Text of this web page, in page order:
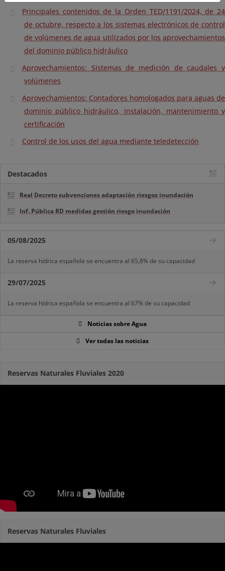
Principales contenidos de la Orden TED/1191/2024, de 24
de octubre, respecto a los sistemas electrónicos de control
de volúmenes de agua utilizados por los aprovechamientos
del dominio público hidráulico
Aprovechamientos: Sistemas de medición de caudales y
volúmenes
Aprovechamientos: Contadores homologados para aguas de
dominio público hidráulico, instalación, mantenimiento y
certificación
Control de los usos del agua mediante teledetección
Destacados
Real Decreto subvenciones adaptación riesgos inundación
Inf. Pública RD medidas gestión riesgo inundación
05/08/2025
La reserva hídrica española se encuentra al 65,8% de su capacidad
29/07/2025
La reserva hídrica española se encuentra al 67% de su capacidad
Noticias sobre Agua
Ver todas las noticias
Reservas Naturales Fluviales 2020
Reservas Naturales Fluviales